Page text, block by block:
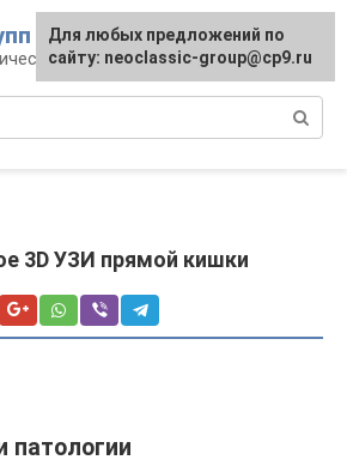
манипуляций
3D УЗИ прямой кишки
патологии
Для любых предложений по
сайту: neoclassic-group@cp9.ru